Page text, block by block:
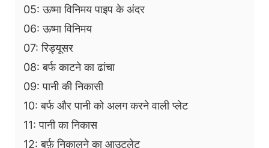
05: ऊष्मा विनिमय पाइप के अंदर
06: ऊष्मा विनिमय
07: रिड्यूसर
08: बर्फ काटने का ढांचा
09: पानी की निकासी
10: बर्फ और पानी को अलग करने वाली प्लेट
11: पानी का निकास
12: बर्फ़ निकालने का आउटलेट